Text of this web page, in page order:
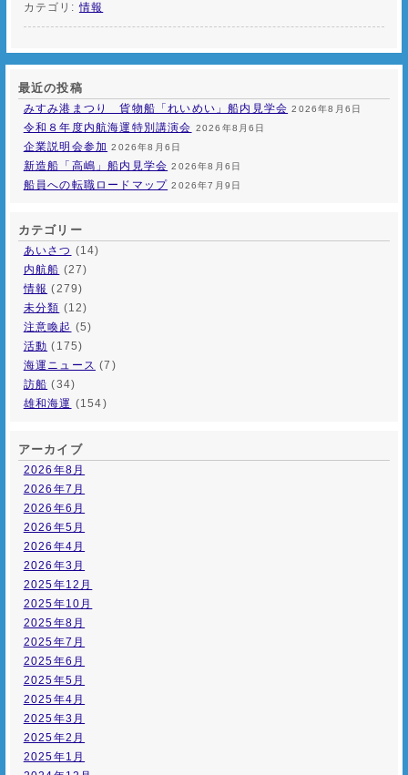
カテゴリ:情報
最近の投稿
みすみ港まつり 貨物船「れいめい」船内見学会 2026年8月6日
令和８年度内航海運特別講演会 2026年8月6日
企業説明会参加 2026年8月6日
新造船「高嶋」船内見学会 2026年8月6日
船員への転職ロードマップ 2026年7月9日
カテゴリー
あいさつ (14)
内航船 (27)
情報 (279)
未分類 (12)
注意喚起 (5)
活動 (175)
海運ニュース (7)
訪船 (34)
雄和海運 (154)
アーカイブ
2026年8月
2026年7月
2026年6月
2026年5月
2026年4月
2026年3月
2025年12月
2025年10月
2025年8月
2025年7月
2025年6月
2025年5月
2025年4月
2025年3月
2025年2月
2025年1月